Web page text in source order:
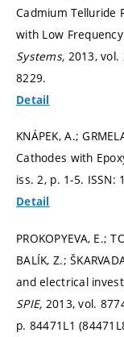
Cadmium Telluride
with Low
Systems, 2013, vol.
8229.
Detail
KNÁPEK, A.;
Cathodes with
iss. 2, p. 1-5. ISSN:
Detail
PROKOPYEVA, E.;
BALÍK, Z.;
and electrical
SPIE, 2013, vol.
p. 84471L1